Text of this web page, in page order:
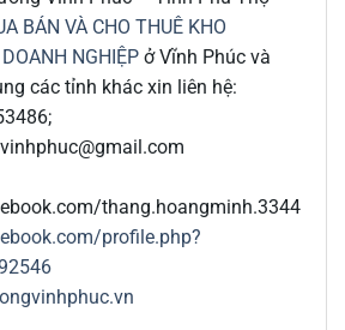
BÁN VÀ CHO THUÊ KHO
NGHIỆP ở Vĩnh Phúc và
các tỉnh khác xin liên hệ:
thang.hoangminh.3344
profile.php?